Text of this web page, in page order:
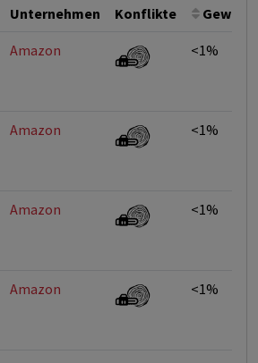
Unternehmen Konflikte
Amazon <1%
Amazon <1%
Amazon <1%
Amazon <1%